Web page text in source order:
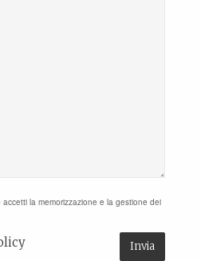
la memorizzazione e la gestione dei